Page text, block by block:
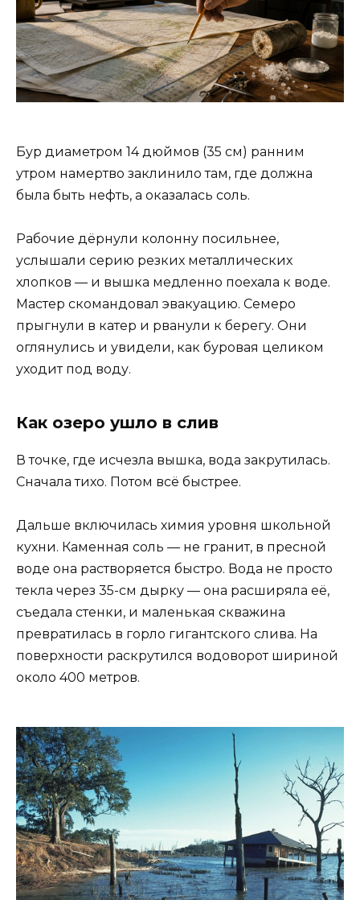
Бур диаметром 14 дюймов (35 см) ранним
утром намертво заклинило там, где должна
была быть нефть, а оказалась соль.
Рабочие дёрнули колонну посильнее,
услышали серию резких металлических
хлопков — и вышка медленно поехала к воде.
Мастер скомандовал эвакуацию. Семеро
прыгнули в катер и рванули к берегу. Они
оглянулись и увидели, как буровая целиком
уходит под воду.
Как озеро ушло в слив
В точке, где исчезла вышка, вода закрутилась.
Сначала тихо. Потом всё быстрее.
Дальше включилась химия уровня школьной
кухни. Каменная соль — не гранит, в пресной
воде она растворяется быстро. Вода не просто
текла через 35-см дырку — она расширяла её,
съедала стенки, и маленькая скважина
превратилась в горло гигантского слива. На
поверхности раскрутился водоворот шириной
около 400 метров.